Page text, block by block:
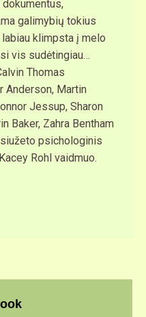
galimybių tokius
klimpsta į melo
vis sudėtingiau…
Thomas
Anderson, Martin
Jessup, Sharon
Baker, Zahra Bentham
psichologinis
Rohl vaidmuo.